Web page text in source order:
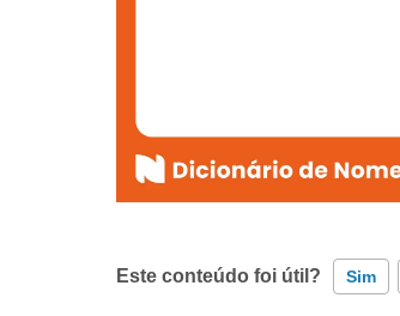
Este conteúdo foi útil? Sim